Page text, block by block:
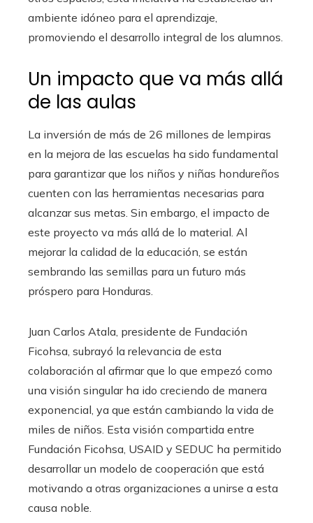
ambiente idóneo para el aprendizaje,
promoviendo el desarrollo integral de los alumnos.
Un impacto que va más allá
de las aulas
La inversión de más de 26 millones de lempiras
en la mejora de las escuelas ha sido fundamental
para garantizar que los niños y niñas hondureños
cuenten con las herramientas necesarias para
alcanzar sus metas. Sin embargo, el impacto de
este proyecto va más allá de lo material. Al
mejorar la calidad de la educación, se están
sembrando las semillas para un futuro más
próspero para Honduras.
Juan Carlos Atala, presidente de Fundación
Ficohsa, subrayó la relevancia de esta
colaboración al afirmar que lo que empezó como
una visión singular ha ido creciendo de manera
exponencial, ya que están cambiando la vida de
miles de niños. Esta visión compartida entre
Fundación Ficohsa, USAID y SEDUC ha permitido
desarrollar un modelo de cooperación que está
motivando a otras organizaciones a unirse a esta
causa noble.